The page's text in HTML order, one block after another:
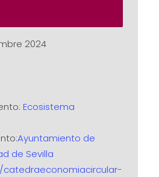
2024
Ecosistema
Ayuntamiento de
de Sevilla